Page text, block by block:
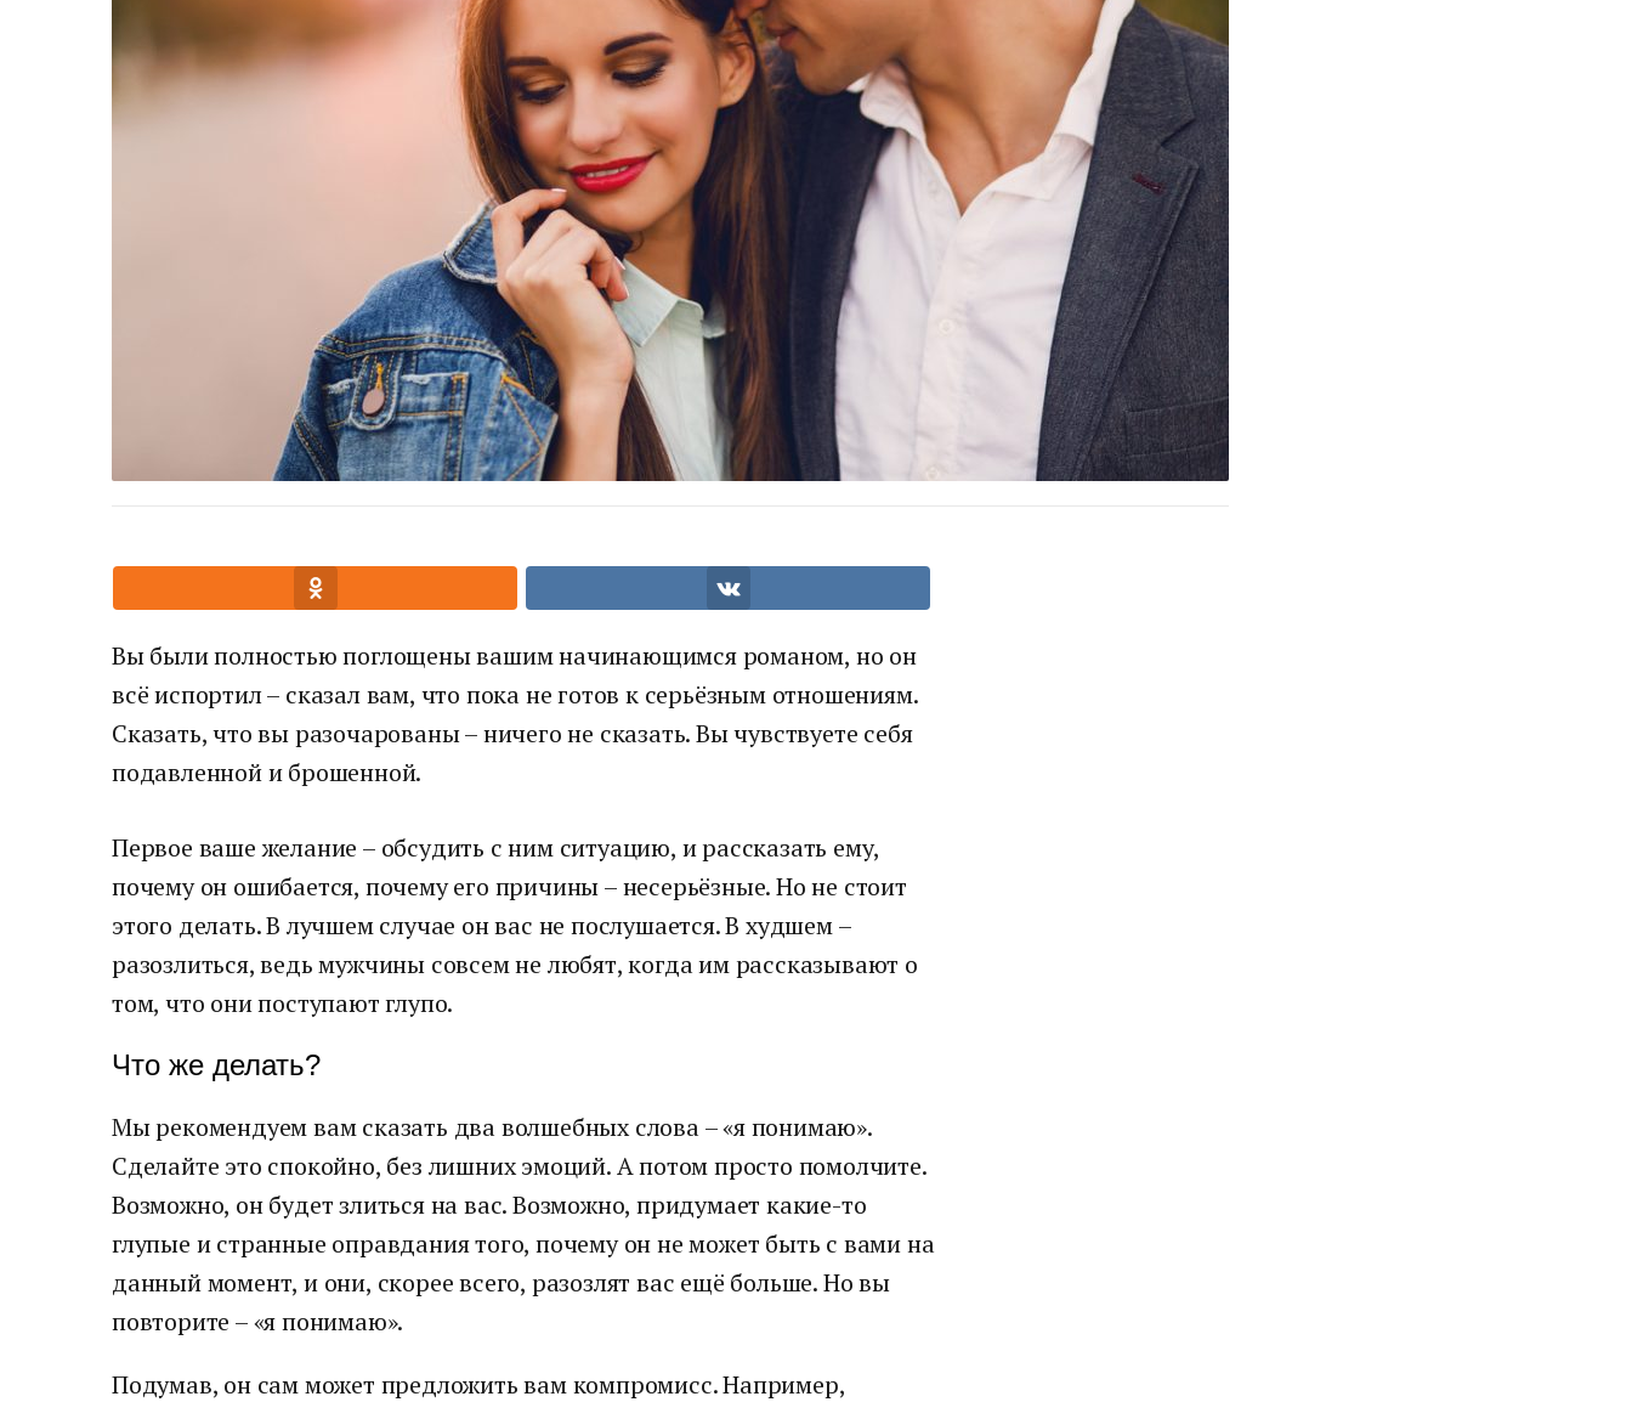
Вы были полностью поглощены вашим начинающимся романом, но он
всё испортил – сказал вам, что пока не готов к серьёзным отношениям.
Сказать, что вы разочарованы – ничего не сказать. Вы чувствуете себя
подавленной и брошенной.
Первое ваше желание – обсудить с ним ситуацию, и рассказать ему,
почему он ошибается, почему его причины – несерьёзные. Но не стоит
этого делать. В лучшем случае он вас не послушается. В худшем –
разозлиться, ведь мужчины совсем не любят, когда им рассказывают о
том, что они поступают глупо.
Что же делать?
Мы рекомендуем вам сказать два волшебных слова – «я понимаю».
Сделайте это спокойно, без лишних эмоций. А потом просто помолчите.
Возможно, он будет злиться на вас. Возможно, придумает какие-то
глупые и странные оправдания того, почему он не может быть с вами на
данный момент, и они, скорее всего, разозлят вас ещё больше. Но вы
повторите – «я понимаю».
Подумав, он сам может предложить вам компромисс. Например,